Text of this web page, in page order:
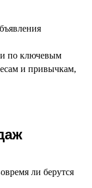
по ключевым
и привычкам,
ли берутся